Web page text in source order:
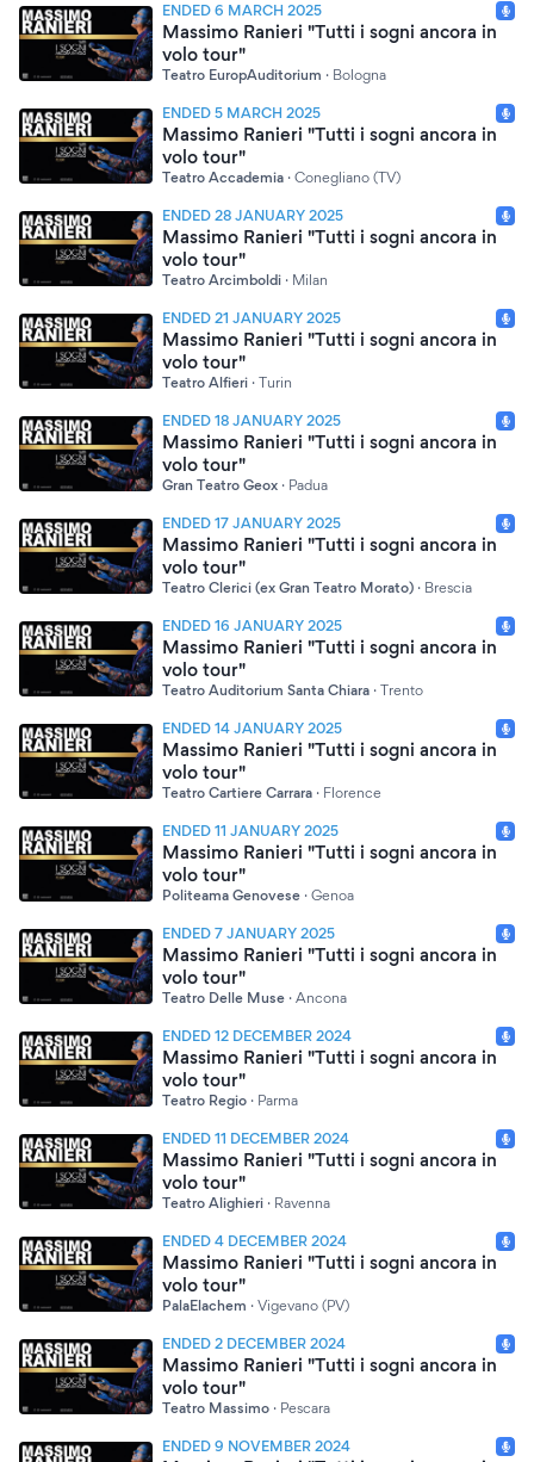
ENDED 6 MARCH 2025
Massimo Ranieri "Tutti i sogni ancora in
volo tour"
Teatro EuropAuditorium · Bologna
ENDED 5 MARCH 2025
Massimo Ranieri "Tutti i sogni ancora in
volo tour"
Teatro Accademia · Conegliano (TV)
ENDED 28 JANUARY 2025
Massimo Ranieri "Tutti i sogni ancora in
volo tour"
Teatro Arcimboldi · Milan
ENDED 21 JANUARY 2025
Massimo Ranieri "Tutti i sogni ancora in
volo tour"
Teatro Alfieri · Turin
ENDED 18 JANUARY 2025
Massimo Ranieri "Tutti i sogni ancora in
volo tour"
Gran Teatro Geox · Padua
ENDED 17 JANUARY 2025
Massimo Ranieri "Tutti i sogni ancora in
volo tour"
Teatro Clerici (ex Gran Teatro Morato) · Brescia
ENDED 16 JANUARY 2025
Massimo Ranieri "Tutti i sogni ancora in
volo tour"
Teatro Auditorium Santa Chiara · Trento
ENDED 14 JANUARY 2025
Massimo Ranieri "Tutti i sogni ancora in
volo tour"
Teatro Cartiere Carrara · Florence
ENDED 11 JANUARY 2025
Massimo Ranieri "Tutti i sogni ancora in
volo tour"
Politeama Genovese · Genoa
ENDED 7 JANUARY 2025
Massimo Ranieri "Tutti i sogni ancora in
volo tour"
Teatro Delle Muse · Ancona
ENDED 12 DECEMBER 2024
Massimo Ranieri "Tutti i sogni ancora in
volo tour"
Teatro Regio · Parma
ENDED 11 DECEMBER 2024
Massimo Ranieri "Tutti i sogni ancora in
volo tour"
Teatro Alighieri · Ravenna
ENDED 4 DECEMBER 2024
Massimo Ranieri "Tutti i sogni ancora in
volo tour"
PalaElachem · Vigevano (PV)
ENDED 2 DECEMBER 2024
Massimo Ranieri "Tutti i sogni ancora in
volo tour"
Teatro Massimo · Pescara
ENDED 9 NOVEMBER 2024